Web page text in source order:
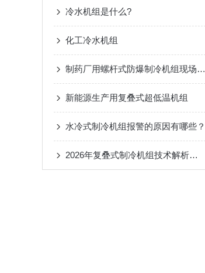
冷水机组是什么?
化工冷水机组
制药厂用螺杆式防爆制冷机组现场照片
新能源生产用复叠式超低温机组
水冷式制冷机组报警的原因有哪些？
2026年复叠式制冷机组技术解析与高性价比品牌优选